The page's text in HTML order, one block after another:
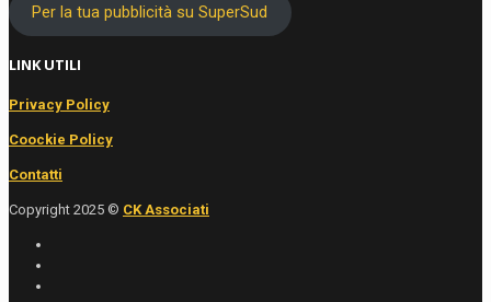
Per la tua pubblicità su SuperSud
LINK UTILI
Privacy Policy
Coockie Policy
Contatti
Copyright 2025 © CK Associati